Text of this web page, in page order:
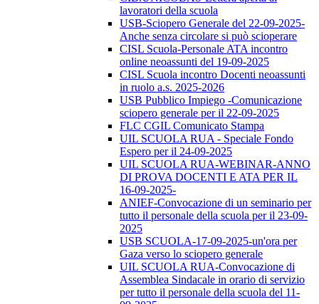
lavoratori della scuola
USB-Sciopero Generale del 22-09-2025-
Anche senza circolare si può scioperare
CISL Scuola-Personale ATA incontro
online neoassunti del 19-09-2025
CISL Scuola incontro Docenti neoassunti
in ruolo a.s. 2025-2026
USB Pubblico Impiego -Comunicazione
sciopero generale per il 22-09-2025
FLC CGIL Comunicato Stampa
UIL SCUOLA RUA - Speciale Fondo
Espero per il 24-09-2025
UIL SCUOLA RUA-WEBINAR-ANNO
DI PROVA DOCENTI E ATA PER IL
16-09-2025-
ANIEF-Convocazione di un seminario per
tutto il personale della scuola per il 23-09-
2025
USB SCUOLA-17-09-2025-un'ora per
Gaza verso lo sciopero generale
UIL SCUOLA RUA-Convocazione di
Assemblea Sindacale in orario di servizio
per tutto il personale della scuola del 11-